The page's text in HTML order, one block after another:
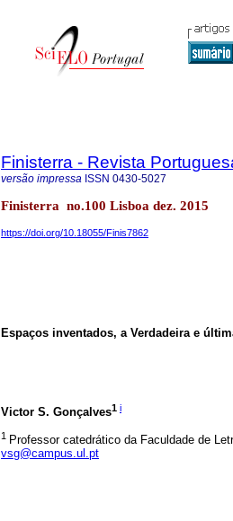
Finisterra - Revista
versão impressa ISSN 0430-5027
Finisterra no.100 Lisboa dez. 2015
https://doi.org/10.18055/Finis7862
Espaços inventados, a Verdadeira e
Victor S. Gonçalves1 i
1 Professor catedrático da Faculdade de
vsg@campus.ul.pt